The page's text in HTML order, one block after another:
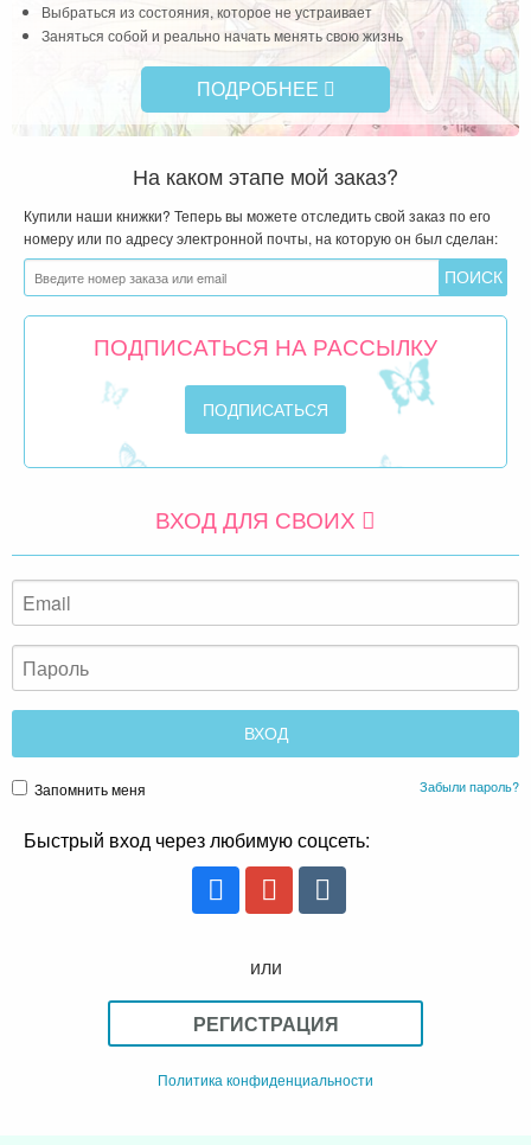
Выбраться из состояния, которое не устраивает
Заняться собой и реально начать менять свою жизнь
ПОДРОБНЕЕ
На каком этапе мой заказ?
Купили наши книжки? Теперь вы можете отследить свой заказ по его
номеру или по адресу электронной почты, на которую он был сделан:
ПОДПИСАТЬСЯ НА РАССЫЛКУ
ВХОД ДЛЯ СВОИХ
Запомнить меня Забыли пароль?
Быстрый вход через любимую соцсеть:
или
РЕГИСТРАЦИЯ
Политика конфиденциальности